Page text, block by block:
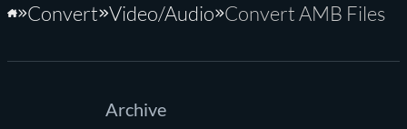
Home
Convert Video/Audio Convert AMB Files
Archive